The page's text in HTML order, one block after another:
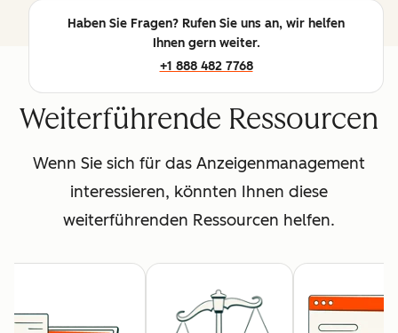
Haben Sie Fragen? Rufen Sie uns an, wir helfen
Ihnen gern weiter.
+1 888 482 7768
Weiterführende Ressourcen
Wenn Sie sich für das Anzeigenmanagement
interessieren, könnten Ihnen diese
weiterführenden Ressourcen helfen.